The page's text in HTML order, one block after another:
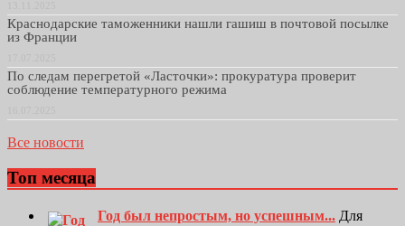
Краснодарские таможенники нашли гашиш в почтовой посылке
из Франции
По следам перегретой «Ласточки»: прокуратура проверит
соблюдение температурного режима
Все новости
Топ месяца
Год был непростым, но успешным... Для